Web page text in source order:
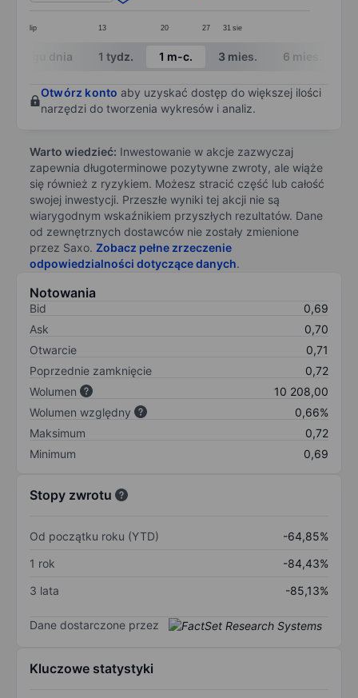
lip 13 20 27 31 sie
End of interactive chart.
W ciągu dnia 1 tydz. 1 m-c. 3 mies. 6 mies.
Otwórz konto aby uzyskać dostęp do większej ilości
narzędzi do tworzenia wykresów i analiz.
Warto wiedzieć: Inwestowanie w akcje zazwyczaj
zapewnia długoterminowe pozytywne zwroty, ale wiąże
się również z ryzykiem. Możesz stracić część lub całość
swojej inwestycji. Przeszłe wyniki tej akcji nie są
wiarygodnym wskaźnikiem przyszłych rezultatów. Dane
od zewnętrznych dostawców nie zostały zmienione
przez Saxo. Zobacz pełne zrzeczenie
odpowiedzialności dotyczące danych.
Notowania
Bid
0,69
Ask
0,70
Otwarcie
0,71
Poprzednie zamknięcie
0,72
Wolumen
10 208,00
Wolumen względny
0,66%
Maksimum
0,72
Minimum
0,69
Stopy zwrotu
Od początku roku (YTD)
-64,85%
1 rok
-84,43%
3 lata
-85,13%
Dane dostarczone przez
Kluczowe statystyki